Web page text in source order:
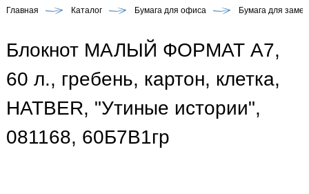
Главная Каталог Бумага для офиса Бумага для
Блокнот МАЛЫЙ ФОРМАТ А7,
60 л., гребень, картон, клетка,
HATBER, "Утиные истории",
081168, 60Б7В1гр